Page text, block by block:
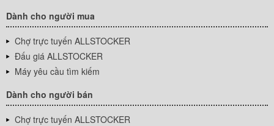
Dành cho người mua
Chợ trực tuyến ALLSTOCKER
Đấu giá ALLSTOCKER
Máy yêu cầu tìm kiếm
Dành cho người bán
Chợ trực tuyến ALLSTOCKER